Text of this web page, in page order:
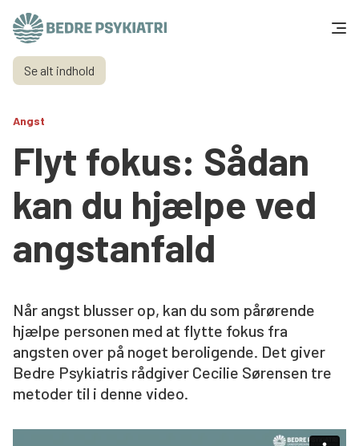
Skip to content
Få hjælp
Tal og fakta
Om os
Vær med
Presse og politik
Støt os
Søg
Se alt indhold
Angst
Flyt fokus: Sådan
kan du hjælpe ved
angstanfald
Når angst blusser op, kan du som pårørende
hjælpe personen med at flytte fokus fra
angsten over på noget beroligende. Det giver
Bedre Psykiatris rådgiver Cecilie Sørensen tre
metoder til i denne video.